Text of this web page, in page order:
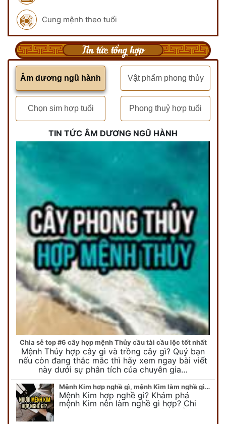
Cung mệnh theo tuổi
Tin tức tổng hợp
Âm dương ngũ hành Vật phẩm phong thủy
Chọn sim hợp tuổi Phong thuỷ hợp tuổi
TIN TỨC ÂM DƯƠNG NGŨ HÀNH
Chia sẻ top #6 cây hợp mệnh Thủy cầu tài cầu lộc tốt nhất
Mệnh Thủy hợp cây gì và trồng cây gì? Quý bạn
nếu còn đang thắc mắc thì hãy xem ngay bài viết
này dưới sự phân tích của chuyên gia…
Mệnh Kim hợp nghề gì, mệnh Kim làm nghề gì để #Phát Tài Lộc
Mệnh Kim hợp nghề gì? Khám phá
mệnh Kim nên làm nghề gì hợp? Chi
tiết người mang kim hợp với nghề gì sẽ